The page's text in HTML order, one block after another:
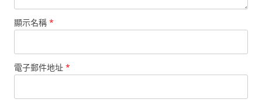
顯示名稱 *
電子郵件地址 *